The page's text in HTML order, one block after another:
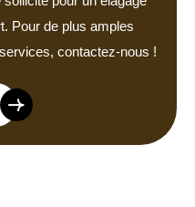
Pour de plus amples
contactez-nous !